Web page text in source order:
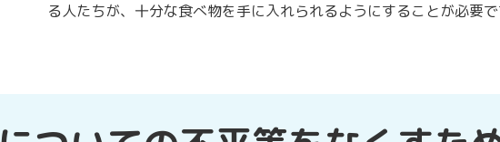
る人たちが、十分な食べ物を手に入れられるようにすることが必要で